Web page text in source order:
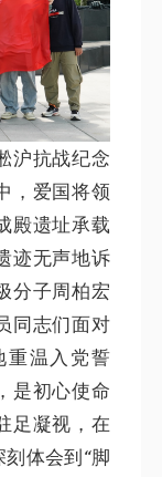
沪抗战纪念
，爱国将领
殿遗址承载
迹无声地诉
分子周柏宏
同志们面对
重温入党誓
是初心使命
足凝视，在
体会到“脚